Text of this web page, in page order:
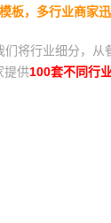
板，多行业商家
们将行业细分，
提供100套不同行